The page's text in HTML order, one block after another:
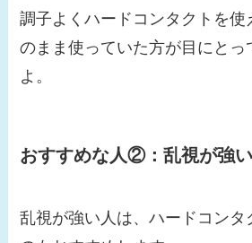
調子よくハードコンタクトを使
のまま使っていた方が目にとっ
よ。
おすすめな人②：乱視が強い
乱視が強い人は、ハードコンタ